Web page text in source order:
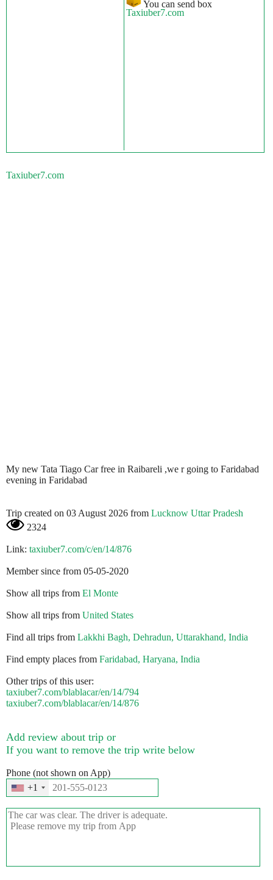
You can send box
Taxiuber7.com
Taxiuber7.com
My new Tata Tiago Car free in Raibareli ,we r going to Faridabad
evening in Faridabad
Trip created on 03 August 2026 from Lucknow Uttar Pradesh
2324
Link: taxiuber7.com/c/en/14/876
Member since from 05-05-2020
Show all trips from El Monte
Show all trips from United States
Find all trips from Lakkhi Bagh, Dehradun, Uttarakhand, India
Find empty places from Faridabad, Haryana, India
Other trips of this user:
taxiuber7.com/blablacar/en/14/794
taxiuber7.com/blablacar/en/14/876
Add review about trip or
If you want to remove the trip write below
Phone (not shown on App)
+1